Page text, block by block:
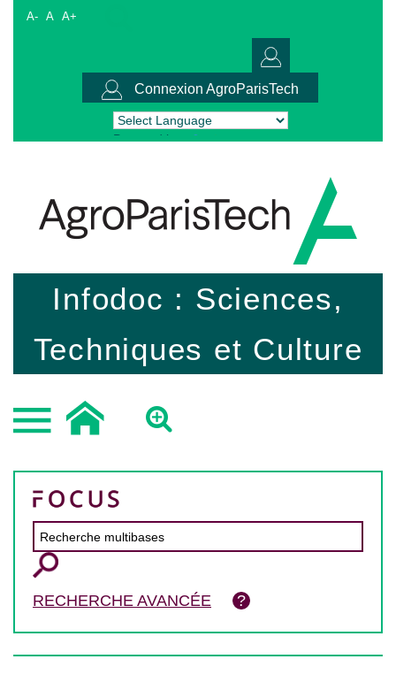
A- A A+
Connexion AgroParisTech
Powered by Translate
Infodoc : Sciences,
Techniques et Culture
RECHERCHE AVANCÉE